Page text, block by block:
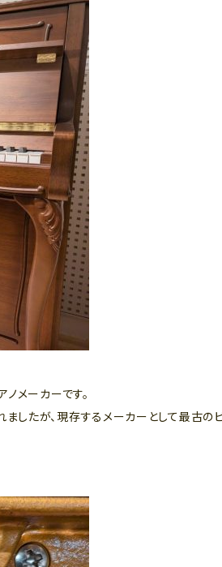
メーカーです。
したが、現存するメーカーとして最古の